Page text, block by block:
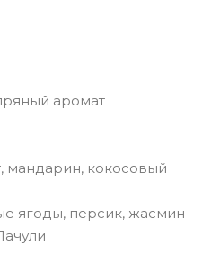
аромат
мандарин, кокосовый
ягоды, персик, жасмин